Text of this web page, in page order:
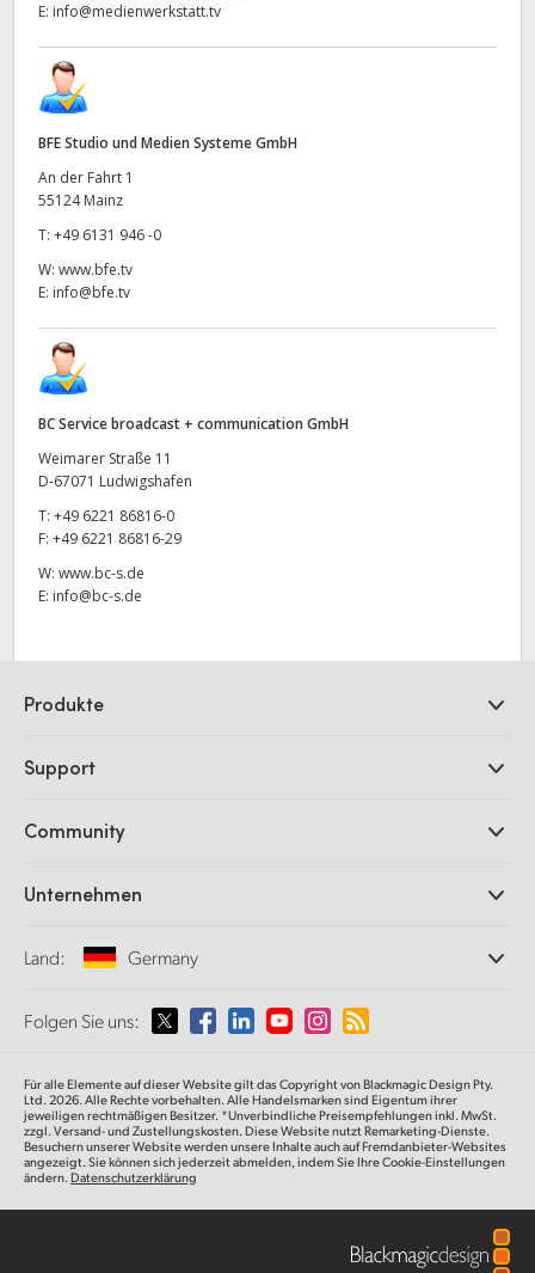
E: info@medienwerkstatt.tv
BFE Studio und Medien Systeme GmbH
An der Fahrt 1
55124 Mainz
T: +49 6131 946 -0
W: www.bfe.tv
E: info@bfe.tv
BC Service broadcast + communication GmbH
Weimarer Straße 11
D-67071 Ludwigshafen
T: +49 6221 86816-0
F: +49 6221 86816-29
W: www.bc-s.de
E: info@bc-s.de
Produkte
DaVinci Resolve und Fusion Software
Ultimatte
Aufzeichnung und Wiedergabe
Norm- und Formatwandlung
Netzwerkspeicher
Signalverteilung und Distribution
Streaming und Encoding
Support
Support-Center
Community
Unternehmen
Informationen über uns
Medien
Land: Germany
Wählen Sie Ihr Land aus
Australia
Austria
Folgen Sie uns:
Für alle Elemente auf dieser Website gilt das Copyright von Blackmagic Design Pty.
Ltd. 2026. Alle Rechte vorbehalten. Alle Handelsmarken sind Eigentum ihrer
jeweiligen rechtmäßigen Besitzer. *Unverbindliche Preisempfehlungen inkl. MwSt.
zzgl. Versand- und Zustellungskosten. Diese Website nutzt Remarketing-Dienste.
Besuchern unserer Website werden unsere Inhalte auch auf Fremdanbieter-Websites
angezeigt. Sie können sich jederzeit abmelden, indem Sie Ihre Cookie-Einstellungen
ändern.Datenschutzerklärung